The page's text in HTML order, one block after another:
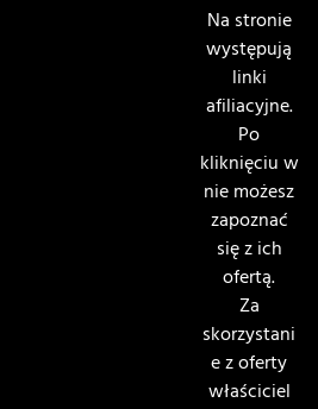
Na stronie
występują
linki
afiliacyjne.
Po
kliknięciu w
nie możesz
zapoznać
się z ich
ofertą.
Za
skorzystani
e z oferty
właściciel